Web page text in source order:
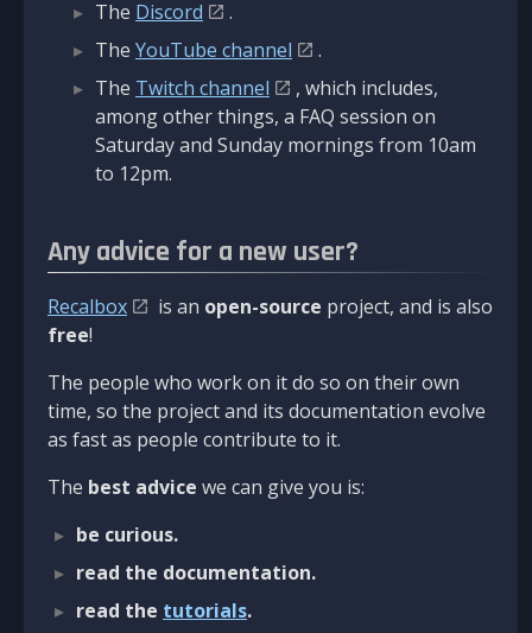
The Discord
.
The YouTube channel
.
The Twitch channel
, which includes,
among other things, a FAQ session on
Saturday and Sunday mornings from 10am
to 12pm.
Any advice for a new user?
Recalbox is an open-source project, and is also
free!
The people who work on it do so on their own
time, so the project and its documentation evolve
as fast as people contribute to it.
The best advice we can give you is:
be curious.
read the documentation.
read the tutorials.